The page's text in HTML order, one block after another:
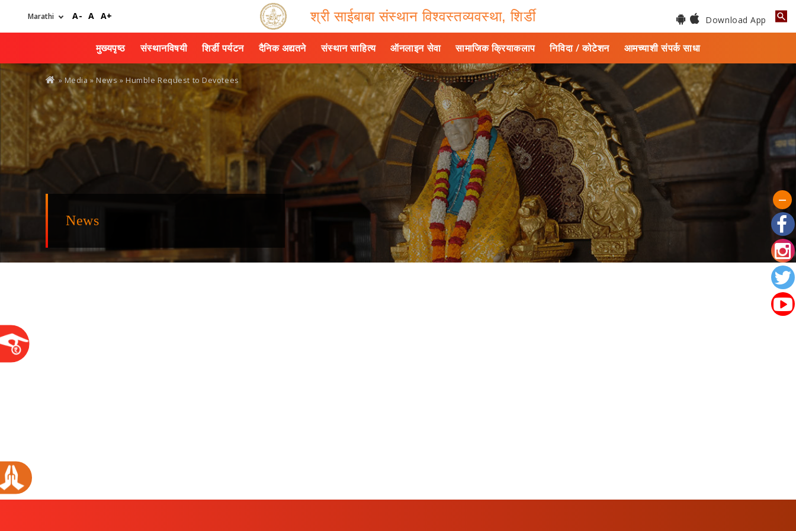
A- A A+ श्री साईबाबा संस्थान विश्वस्तव्यवस्था, शिर्डी Download App
मुख्यपृष्ठ संस्थानविषयी शिर्डी पर्यटन दैनिक अद्यतने संस्थान साहित्य ऑनलाइन सेवा सामाजिक क्रियाकलाप निविदा / कोटेशन आमच्याशी संपर्क साधा
You
are
here
» Media »News» Humble Request to Devotees
News